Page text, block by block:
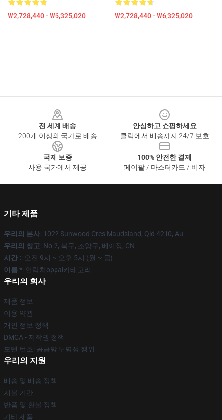
₩2,728,440 - ₩6,325,020 ₩2,728,440 - ₩6,325,020
전 세계 배송
200개 이상의 국가로 배송
안심하고 쇼핑하세요
클릭에서 배송까지 24/7 보호
국제 보증
사용 국가에서 제공
100% 안전한 결제
페이팔 / 마스터카드 / 비자
기타 제품
우리의 본사: 1022 Sunwood Cres Maudsland, Qld 4210, Au
우리의 창고: No.2, 북구, 조양구, 베이징, CN
시간 :: 오전 9시 ~ 오후 5시 (월 ~ 금)
이름 *: 연락처oppai카테고리
우리의 회사
제품 정보
이용 약관
개인 정보 정책
DMCA - 저작권 정책
모델 번호: 공급망 투명성 행위
우리의 지원
배송 및 배송 정책
지불 기간
반품 및 환불 정책
기타 제품